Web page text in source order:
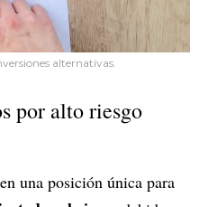
alternativas.
por alto riesgo
una posición única para